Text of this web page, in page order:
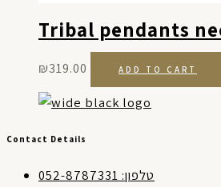
Tribal pendants
₪319.00 ADD TO CART
Contact Details
טלפון: 052-8787331